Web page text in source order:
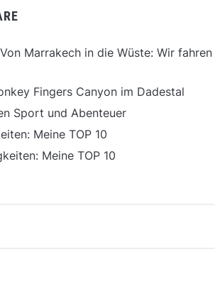
Von Marrakech in die Wüste: Wir fahren
Fingers Canyon im Dadestal
Sport und Abenteuer
Meine TOP 10
Meine TOP 10